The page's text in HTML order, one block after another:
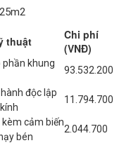
thuật
Chi phí
(VNĐ)
phần khung
93.532.200
độc lập
11.794.700
kèm cảm biến
bén
2.044.700